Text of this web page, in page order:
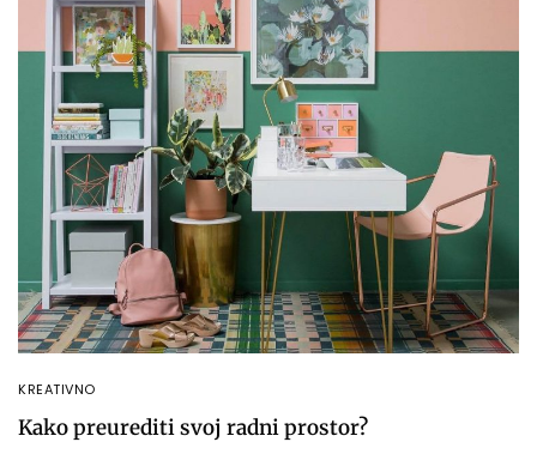
KREATIVNO
Kako preurediti svoj radni prostor?